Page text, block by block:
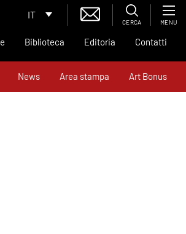
IT
CERCA MENU
Biblioteca Editoria Contatti
News Area stampa Art Bonus